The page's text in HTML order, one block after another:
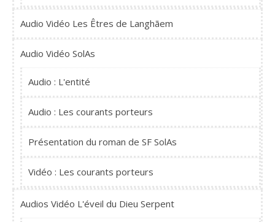
Audio Vidéo Les Êtres de Langhãem
Audio Vidéo SolAs
Audio : L'entité
Audio : Les courants porteurs
Présentation du roman de SF SolAs
Vidéo : Les courants porteurs
Audios Vidéo L'éveil du Dieu Serpent